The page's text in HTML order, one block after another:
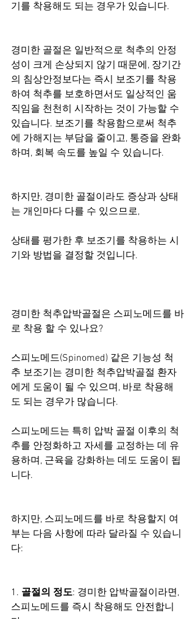
기를 착용해도 되는 경우가 있습니다.
경미한 골절은 일반적으로 척추의 안정
성이 크게 손상되지 않기 때문에, 장기간
의 침상안정보다는 즉시 보조기를 착용
하여 척추를 보호하면서도 일상적인 움
직임을 천천히 시작하는 것이 가능할 수
있습니다. 보조기를 착용함으로써 척추
에 가해지는 부담을 줄이고, 통증을 완화
하며, 회복 속도를 높일 수 있습니다.
하지만, 경미한 골절이라도 증상과 상태
는 개인마다 다를 수 있으므로,
상태를 평가한 후 보조기를 착용하는 시
기와 방법을 결정할 것입니다.
경미한 척추압박골절은 스피노메드를 바
로 착용 할 수 있나요?
스피노메드(Spinomed) 같은 기능성 척
추 보조기는 경미한 척추압박골절 환자
에게 도움이 될 수 있으며, 바로 착용해
도 되는 경우가 많습니다.
스피노메드는 특히 압박 골절 이후의 척
추를 안정화하고 자세를 교정하는 데 유
용하며, 근육을 강화하는 데도 도움이 됩
니다.
하지만, 스피노메드를 바로 착용할지 여
부는 다음 사항에 따라 달라질 수 있습니
다:
1. 골절의 정도: 경미한 압박골절이라면,
스피노메드를 즉시 착용해도 안전합니